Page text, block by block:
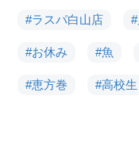
#ラスパ白山店
#お休み #魚
#恵方巻 #高校生